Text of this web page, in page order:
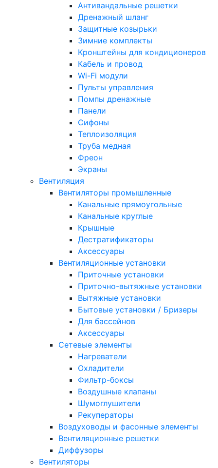
Антивандальные решетки
Дренажный шланг
Защитные козырьки
Зимние комплекты
Кронштейны для кондиционеров
Кабель и провод
Wi-Fi модули
Пульты управления
Помпы дренажные
Панели
Сифоны
Теплоизоляция
Труба медная
Фреон
Экраны
Вентиляция
Вентиляторы промышленные
Канальные прямоугольные
Канальные круглые
Крышные
Дестратификаторы
Аксессуары
Вентиляционные установки
Приточные установки
Приточно-вытяжные установки
Вытяжные установки
Бытовые установки / Бризеры
Для бассейнов
Аксессуары
Сетевые элементы
Нагреватели
Охладители
Фильтр-боксы
Воздушные клапаны
Шумоглушители
Рекуператоры
Воздуховоды и фасонные элементы
Вентиляционные решетки
Диффузоры
Вентиляторы